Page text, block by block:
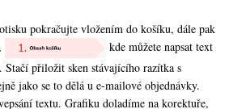
pokračujte vložením do košíku, dále pak
kde můžete napsat text
přiložit sken stávajícího razítka s
jako se to dělá u e-mailové objednávky.
textu. Grafiku doladíme na korektuře,